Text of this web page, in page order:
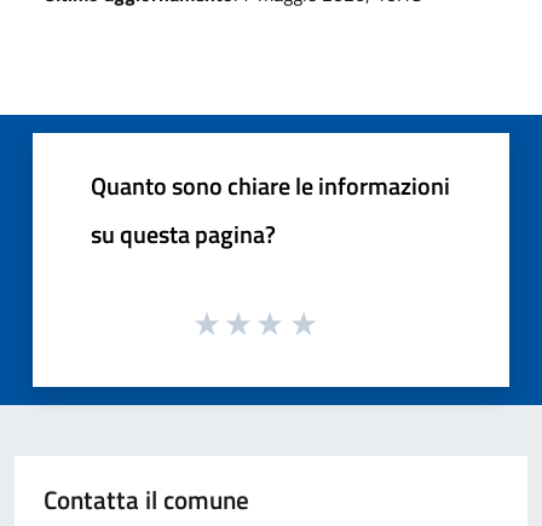
Quanto sono chiare le informazioni
su questa pagina?
Contatta il comune